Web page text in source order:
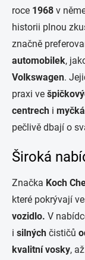
roce 1968 v
historii plnou
značně
automobilek,
Volkswagen.
praxi ve
centrech i
pečlivě dbají o
Široká
Značka Koch
které pokrývají
vozidlo. V
i silných čističů
kvalitní vosky,